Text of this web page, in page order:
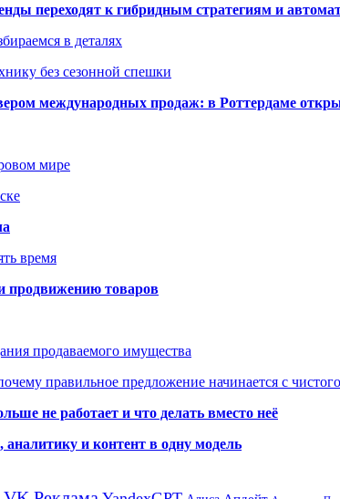
переходят к гибридным стратегиям и
в деталях
без сезонной спешки
международных продаж: в Роттердаме
мире
время
продвижению товаров
продаваемого имущества
правильное предложение начинается с
не работает и что делать вместо неё
и контент в одну модель